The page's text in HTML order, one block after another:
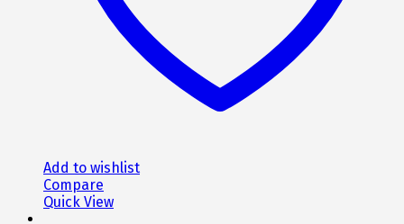
Add to wishlist
Compare
Quick View